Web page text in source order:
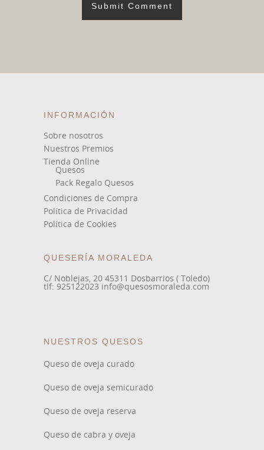
INFORMACIÓN
Sobre nosotros
Nuestros Premios
Tienda Online
Quesos
Pack Regalo Quesos
Condiciones de Compra
Política de Privacidad
Política de Cookies
QUESERÍA MORALEDA
C/ Noblejas, 20 45311 Dosbarrios ( Toledo)
tlf: 925122023 info@quesosmoraleda.com
NUESTROS QUESOS
Queso de oveja curado
Queso de oveja semicurado
Queso de oveja reserva
Queso de cabra y oveja